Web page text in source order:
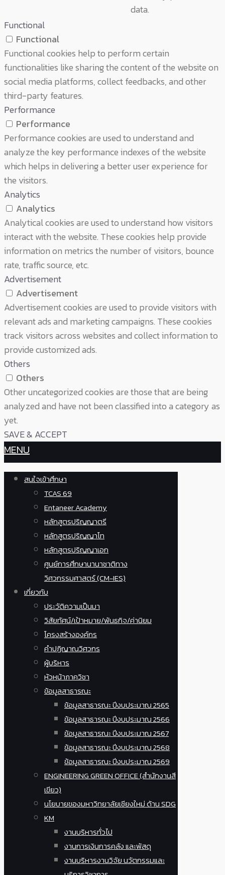
data.
Functional
Functional
Functional cookies help to perform certain
functionalities like sharing the content of the website on
social media platforms, collect feedbacks, and other
third-party features.
Performance
Performance
Performance cookies are used to understand and
analyze the key performance indexes of the website
which helps in delivering a better user experience for
the visitors.
Analytics
Analytics
Analytical cookies are used to understand how visitors
interact with the website. These cookies help provide
information on metrics the number of visitors, bounce
rate, traffic source, etc.
Advertisement
Advertisement
Advertisement cookies are used to provide visitors with
relevant ads and marketing campaigns. These cookies
track visitors across websites and collect information to
provide customized ads.
Others
Others
Other uncategorized cookies are those that are being
analyzed and have not been classified into a category as
yet.
SAVE & ACCEPT
MENU
สนใจเข้าศึกษา
TCAS 69
Entaneer Academy
หลักสูตรปริญญาตรี
หลักสูตรปริญญาโท
หลักสูตรปริญญาเอก
ศูนย์การศึกษานานาชาติทาง
วิศวกรรมศาสตร์ (CM-IES)
เกี่ยวกับ
ประวัติความเป็นมา
วิสัยทัศน์/เป้าหมาย/พันธกิจ/ค่านิยม
โครงสร้างองค์กร
คำปฏิญาณวิศวกร
ผู้บริหาร
หัวหน้าภาควิชา
ข้อมูลสาธารณะ
ข้อมูลสาธารณะ ปีงบประมาณ 2565
ข้อมูลสาธารณะ ปีงบประมาณ 2566
ข้อมูลสาธารณะ ปีงบประมาณ 2567
ข้อมูลสาธารณะ ปีงบประมาณ 2568
ข้อมูลสาธารณะ ปีงบประมาณ 2569
ENGINEERING GREEN OFFICE (สำนักงานสี
เขียว)
นโยบายของมหาวิทยาลัยเชียงใหม่ ด้าน SDG
KM
งานบริหารทั่วไป
งานการเงินการคลัง และพัสดุ
งานบริหารงานวิจัย นวัตกรรมและ